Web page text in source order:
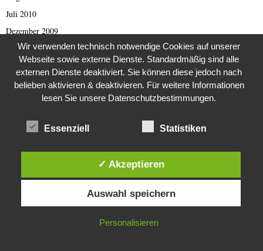
Juli 2010
Dezember 2009
August 2009
März 2009
September 2001
Oktober 1998
April 1993
Februar 1993
Diese Website verwendet Cookies. Durch die weitere Nutzung dieser
Website stimmst du der Verwendung von Cookies zu.
IN ORDNUNG
Wir verwenden technisch notwendige Cookies auf unserer
Webseite sowie externe Dienste. Standardmäßig sind alle
externen Dienste deaktiviert. Sie können diese jedoch nach
belieben aktivieren & deaktivieren. Für weitere Informationen
lesen Sie unsere Datenschutzbestimmungen.
Essenziell Statistiken
✓ Akzeptieren
Auswahl speichern
Personalisieren